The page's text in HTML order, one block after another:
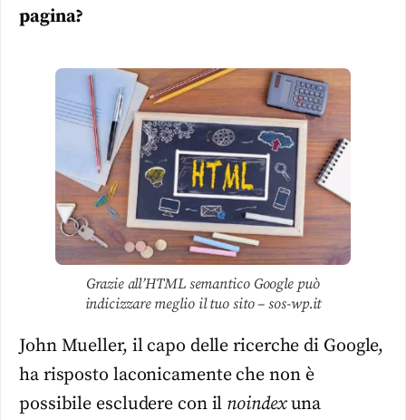
pagina?
Grazie all’HTML semantico Google può
indicizzare meglio il tuo sito – sos-wp.it
John Mueller, il capo delle ricerche di Google,
ha risposto laconicamente che non è
possibile escludere con il noindexuna